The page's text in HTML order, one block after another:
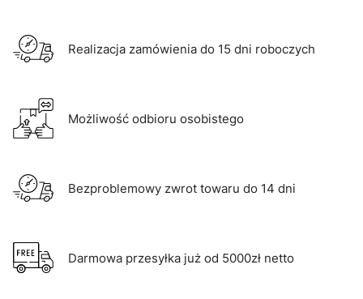
Realizacja zamówienia do 15 dni roboczych
Możliwość odbioru osobistego
Bezproblemowy zwrot towaru do 14 dni
Darmowa przesyłka już od 5000zł netto